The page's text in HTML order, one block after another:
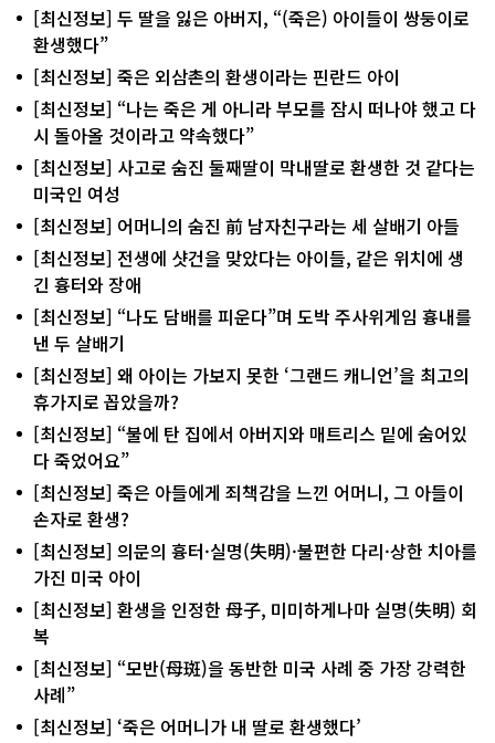
[최신정보] 두 딸을 잃은 아버지, “(죽은) 아이들이 쌍둥이로
환생했다”
[최신정보] 죽은 외삼촌의 환생이라는 핀란드 아이
[최신정보] “나는 죽은 게 아니라 부모를 잠시 떠나야 했고 다
시 돌아올 것이라고 약속했다”
[최신정보] 사고로 숨진 둘째딸이 막내딸로 환생한 것 같다는
미국인 여성
[최신정보] 어머니의 숨진 前 남자친구라는 세 살배기 아들
[최신정보] 전생에 샷건을 맞았다는 아이들, 같은 위치에 생
긴 흉터와 장애
[최신정보] “나도 담배를 피운다”며 도박 주사위게임 흉내를
낸 두 살배기
[최신정보] 왜 아이는 가보지 못한 ‘그랜드 캐니언’을 최고의
휴가지로 꼽았을까?
[최신정보] “불에 탄 집에서 아버지와 매트리스 밑에 숨어있
다 죽었어요”
[최신정보] 죽은 아들에게 죄책감을 느낀 어머니, 그 아들이
손자로 환생?
[최신정보] 의문의 흉터·실명(失明)·불편한 다리·상한 치아를
가진 미국 아이
[최신정보] 환생을 인정한 母子, 미미하게나마 실명(失明) 회
복
[최신정보] “모반(母斑)을 동반한 미국 사례 중 가장 강력한
사례”
[최신정보] ‘죽은 어머니가 내 딸로 환생했다’